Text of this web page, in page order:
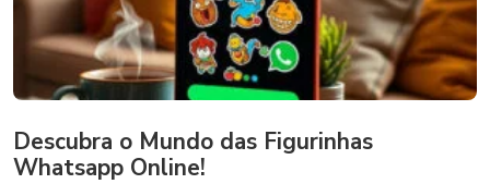
Descubra o Mundo das Figurinhas
Whatsapp Online!